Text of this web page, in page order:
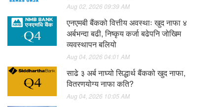
Aug 02, 2026 09:39 AM
एनएमबी बैंकको वित्तीय अवस्थाः खुद नाफा ४
अर्बभन्दा बढी, निष्कृय कर्जा बढेपनि जोखिम
व्यवस्थापन बलियो
Aug 04, 2026 04:01 AM
साढे ३ अर्ब नाघ्यो सिद्धार्थ बैंकको खुद नाफा,
वितरणयोग्य नाफा कति?
Aug 04, 2026 10:05 AM